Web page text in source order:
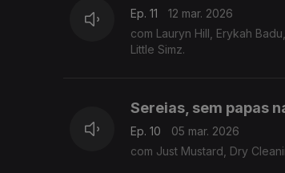
Ep. 11
12 mar. 2026
com Lauryn Hill, Erykah
Little Simz.
Sereias, sem papas
Ep. 10
05 mar. 2026
com Just Mustard, Dry